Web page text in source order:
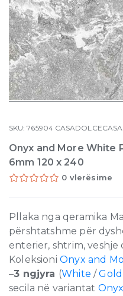
SKU:765904 CASADOLCECASA
Onyx and More White
6mm 120 x 240
0 vlerësime
Pllaka nga qeramika
përshtatshme për
enterier, shtrim, veshje
Koleksioni Onyx and
–3 ngjyra (White/
secila në variantat Onyx